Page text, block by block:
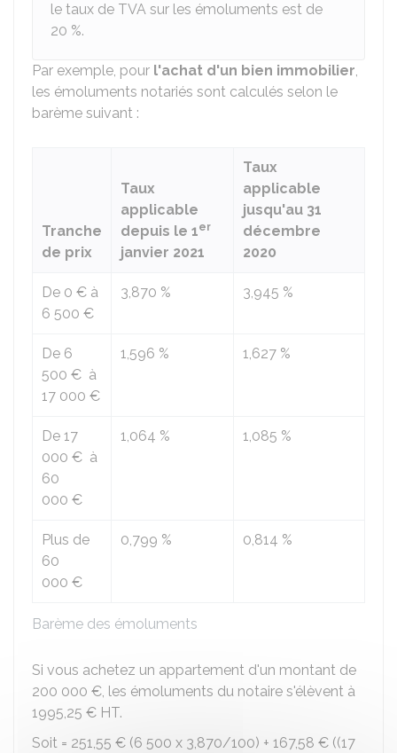
le taux de TVA sur les émoluments est de
20 %.
Par exemple, pour l'achat d'un bien immobilier,
les émoluments notariés sont calculés selon le
barème suivant :
Barème des émoluments
Tranche
de prix
Taux
applicable
depuis le 1er
janvier 2021
Taux
applicable
jusqu'au 31
décembre
2020
De 0 € à
6 500 €
3,870 % 3,945 %
De 6
500 € à
17 000 €
1,596 % 1,627 %
De 17
000 € à
60
000 €
1,064 % 1,085 %
Plus de
60
000 €
0,799 % 0,814 %
Si vous achetez un appartement d'un montant de
200 000 €, les émoluments du notaire s'élèvent à
1995,25 € HT.
Soit = 251,55 € (6 500 x 3,870/100) + 167,58 € ((17